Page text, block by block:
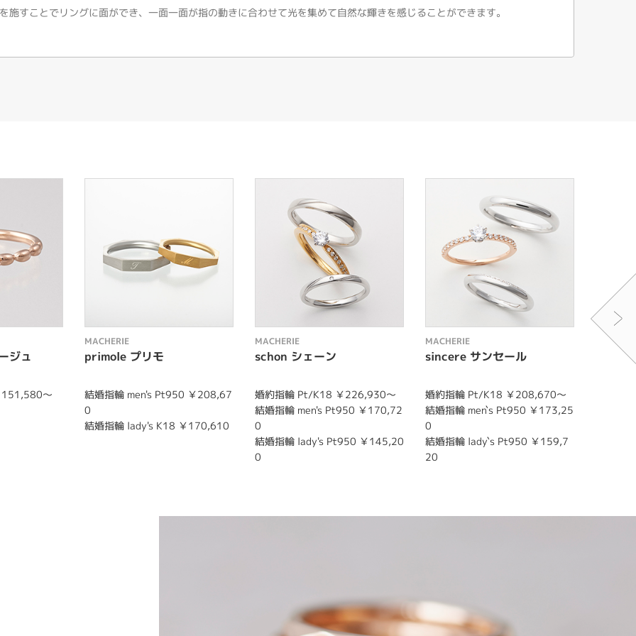
施すことでリングに面ができ、一面一面が指の動きに合わせて光を集めて自然な輝きを感じることができます。
ジュ
151,580～
MACHERIE
primole プリモ
結婚指輪 men's Pt950 ￥208,67
0
結婚指輪 lady's K18 ￥170,610
MACHERIE
schon シェーン
婚約指輪 Pt/K18 ￥226,930～
結婚指輪 men's Pt950 ￥170,72
0
結婚指輪 lady's Pt950 ￥145,20
0
MACHERIE
sincere サンセール
婚約指輪 Pt/K18 ￥208,670～
結婚指輪 men`s Pt950 ￥173,25
0
結婚指輪 lady`s Pt950 ￥159,7
20
joie